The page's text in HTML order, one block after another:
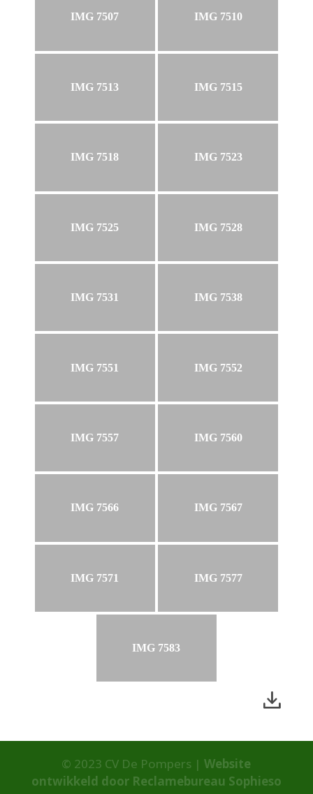
IMG 7507 IMG 7510
IMG 7513 IMG 7515
IMG 7518 IMG 7523
IMG 7525 IMG 7528
IMG 7531 IMG 7538
IMG 7551 IMG 7552
IMG 7557 IMG 7560
IMG 7566 IMG 7567
IMG 7571 IMG 7577
IMG 7583
© 2023 CV De Pompers |Website
ontwikkeld door Reclamebureau Sophieso